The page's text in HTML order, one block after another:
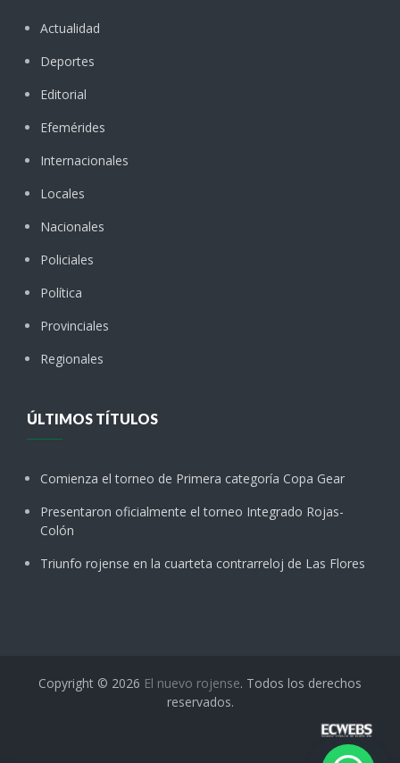
Actualidad
Deportes
Editorial
Efemérides
Internacionales
Locales
Nacionales
Policiales
Política
Provinciales
Regionales
ÚLTIMOS TÍTULOS
Comienza el torneo de Primera categoría Copa Gear
Presentaron oficialmente el torneo Integrado Rojas-
Colón
Triunfo rojense en la cuarteta contrarreloj de Las Flores
Copyright © 2026 El nuevo rojense. Todos los derechos
reservados.